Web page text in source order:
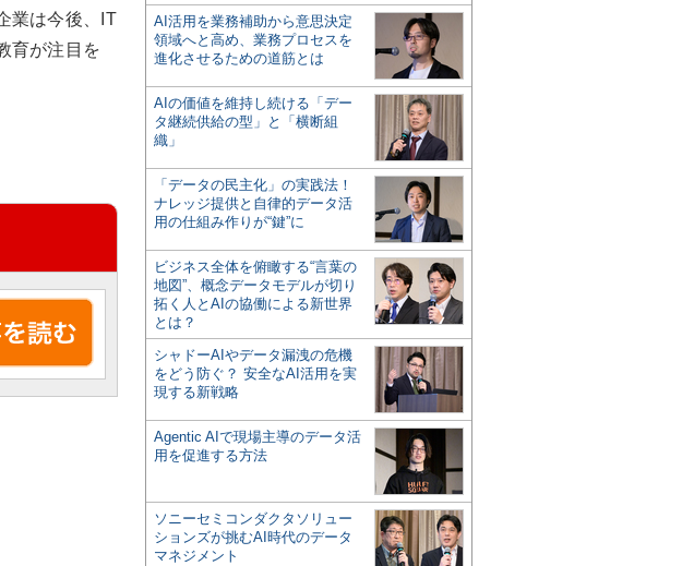
業は今後、IT
育が注目を
AI活用を業務補助から意思決定
領域へと高め、業務プロセスを
進化させるための道筋とは
AIの価値を維持し続ける「デー
タ継続供給の型」と「横断組
織」
「データの民主化」の実践法！
ナレッジ提供と自律的データ活
用の仕組み作りが“鍵”に
ビジネス全体を俯瞰する“言葉の
地図”、概念データモデルが切り
拓く人とAIの協働による新世界
とは？
シャドーAIやデータ漏洩の危機
をどう防ぐ？ 安全なAI活用を実
現する新戦略
Agentic AIで現場主導のデータ活
用を促進する方法
ソニーセミコンダクタソリュー
ションズが挑むAI時代のデータ
マネジメント